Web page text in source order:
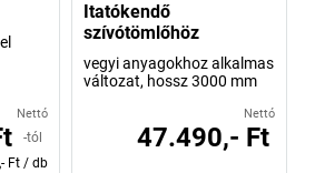
Nettó
-tól
Ft / db
Itatókendő
szívótömlőhöz
vegyi anyagokhoz alkalmas
változat, hossz 3000 mm
Nettó
47.490,- Ft